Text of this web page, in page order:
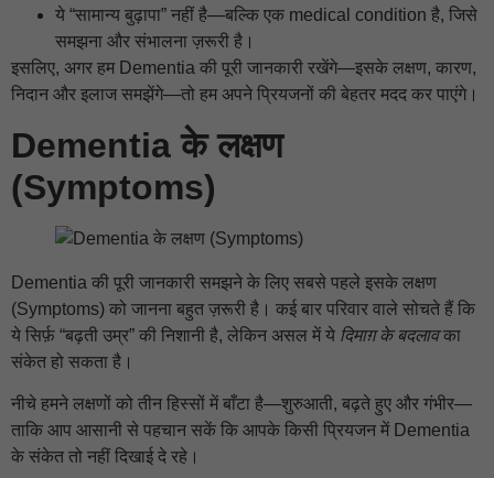
ये “सामान्य बुढ़ापा” नहीं है—बल्कि एक medical condition है, जिसे
समझना और संभालना ज़रूरी है।
इसलिए, अगर हम Dementia की पूरी जानकारी रखेंगे—इसके लक्षण, कारण,
निदान और इलाज समझेंगे—तो हम अपने प्रियजनों की बेहतर मदद कर पाएंगे।
Dementia के लक्षण
(Symptoms)
Dementia की पूरी जानकारी समझने के लिए सबसे पहले इसके लक्षण
(Symptoms) को जानना बहुत ज़रूरी है। कई बार परिवार वाले सोचते हैं कि
ये सिर्फ़ “बढ़ती उम्र” की निशानी है, लेकिन असल में ये दिमाग़ के बदलावका
संकेत हो सकता है।
नीचे हमने लक्षणों को तीन हिस्सों में बाँटा है—शुरुआती, बढ़ते हुए और गंभीर—
ताकि आप आसानी से पहचान सकें कि आपके किसी प्रियजन में Dementia
के संकेत तो नहीं दिखाई दे रहे।